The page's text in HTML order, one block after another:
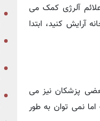
آلرژی کمک می
کنید، ابتدا
پزشکان نیز می
نمی توان به طور